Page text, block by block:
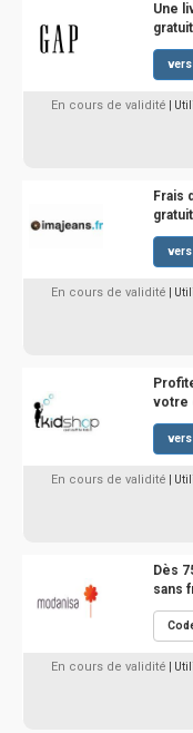
Une
vers
En cours de validité |
Frais
vers
En cours de validité |
votre
vers
En cours de validité |
Dès
sans
En cours de validité |